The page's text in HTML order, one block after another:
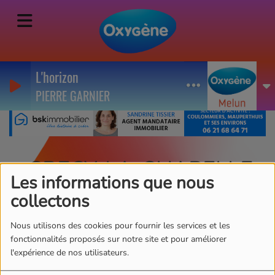
Les informations que nous
collectons
Nous utilisons des cookies pour fournir les services et les
fonctionnalités proposés sur notre site et pour améliorer
l'expérience de nos utilisateurs.
L'horizon
PIERRE GARNIER
CRECY-LA-CHAPELLE
- Le début du chantier
du futur centre
aquatique